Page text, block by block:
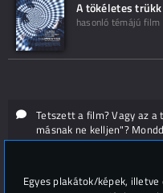
A tökéletes trükk
hasonló témájú film
Tetszett a film? Vagy az
másnak ne kelljen"?
Egyes plakátok/képek,